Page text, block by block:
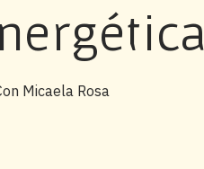
Micaela Rosa